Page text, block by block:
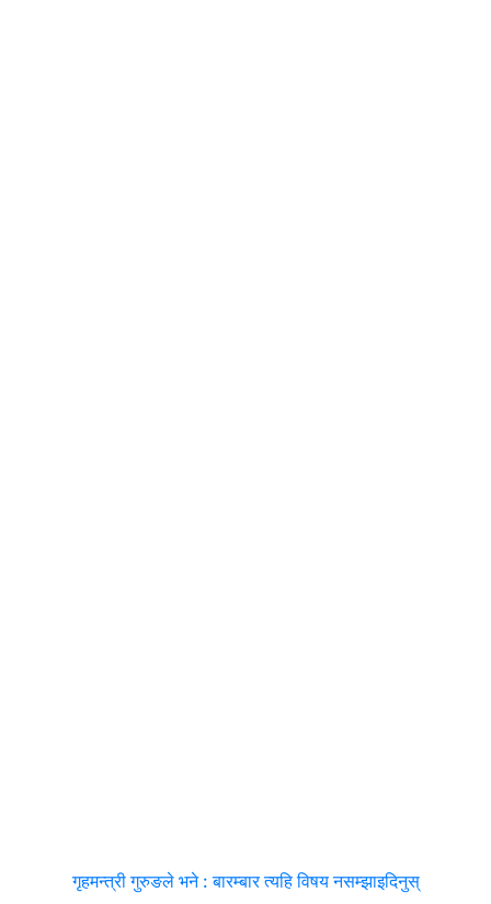
गृहमन्त्री गुरुङले भने : बारम्बार त्यहि विषय नसम्झाइदिनुस्